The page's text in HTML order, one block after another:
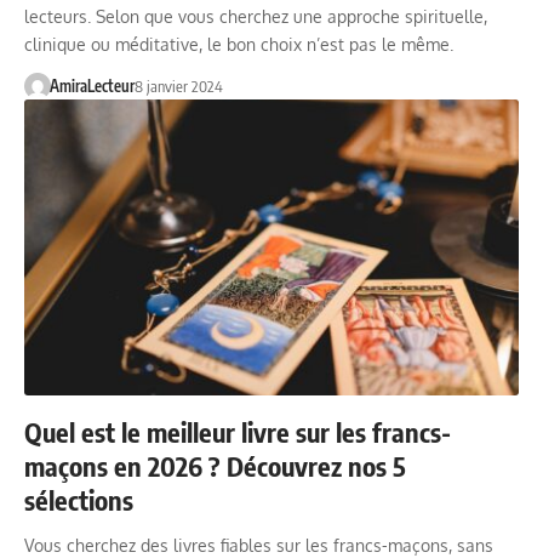
lecteurs. Selon que vous cherchez une approche spirituelle,
clinique ou méditative, le bon choix n’est pas le même.
AmiraLecteur8 janvier 2024
Quel est le meilleur livre sur les francs-
maçons en 2026 ? Découvrez nos 5
sélections
Vous cherchez des livres fiables sur les francs-maçons, sans